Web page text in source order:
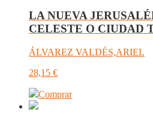
LA NUEVA
CELESTE O CIUDAD
ÁLVAREZ VALDÉS,ARIEL
28,15 €
Comprar